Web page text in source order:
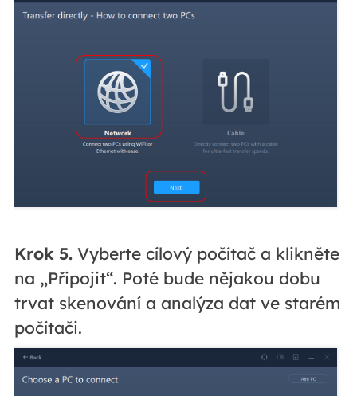
Krok 5.Vyberte cílový počítač a klikněte
na „Připojit“. Poté bude nějakou dobu
trvat skenování a analýza dat ve starém
počítači.